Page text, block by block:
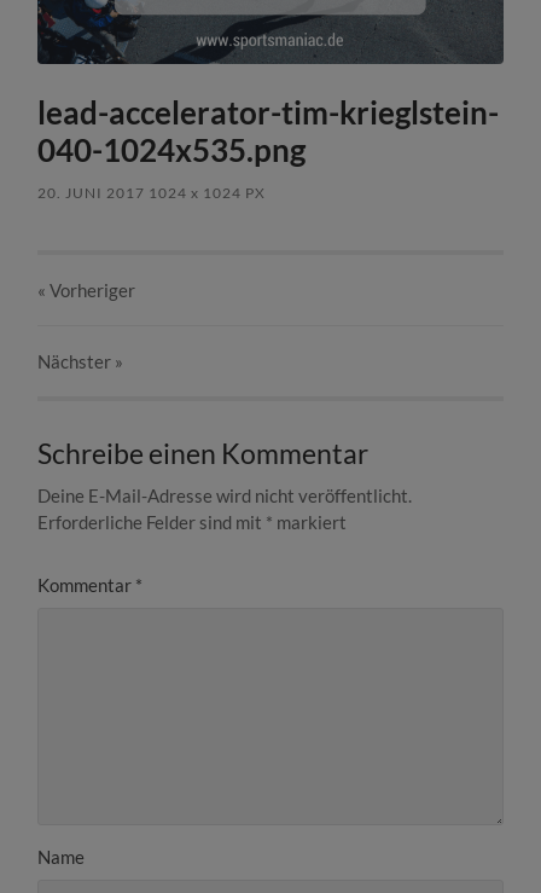
lead-accelerator-tim-krieglstein-
040-1024x535.png
20. JUNI 2017 1024x 1024 PX
« Vorheriger
Nächster »
Schreibe einen Kommentar
Deine E-Mail-Adresse wird nicht veröffentlicht.
Erforderliche Felder sind mit * markiert
Kommentar *
Name